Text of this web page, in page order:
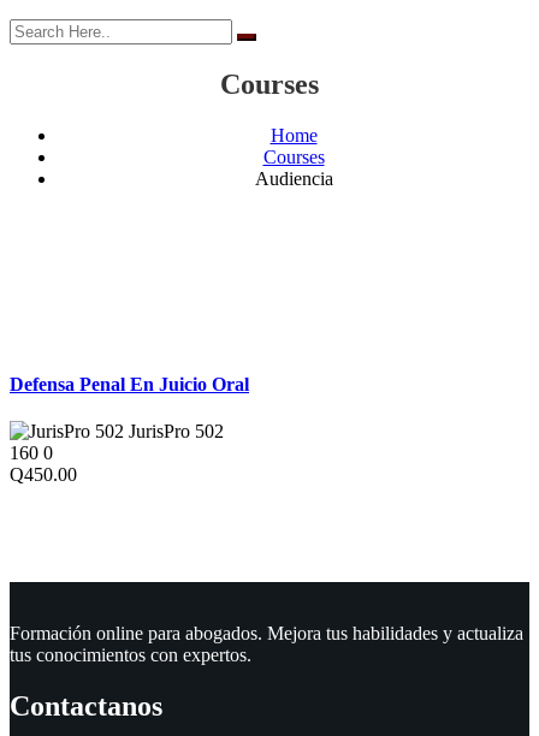
Courses
Home
Courses
Audiencia
Defensa Penal En Juicio Oral
JurisPro 502
160 0
Q450.00
Formación online para abogados. Mejora tus habilidades y actualiza
tus conocimientos con expertos.
Contactanos